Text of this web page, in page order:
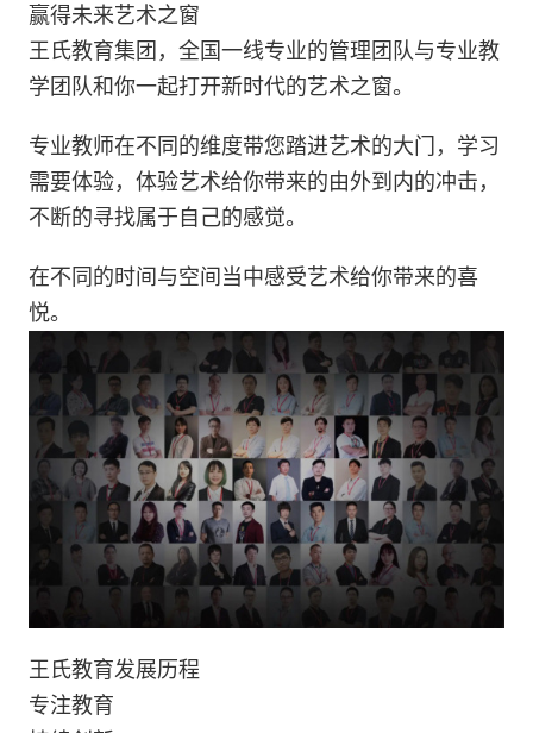
赢得未来艺术之窗
王氏教育集团，全国一线专业的管理团队与专业教
学团队和你一起打开新时代的艺术之窗。
专业教师在不同的维度带您踏进艺术的大门，学习
需要体验，体验艺术给你带来的由外到内的冲击，
不断的寻找属于自己的感觉。
在不同的时间与空间当中感受艺术给你带来的喜
悦。
王氏教育发展历程
专注教育